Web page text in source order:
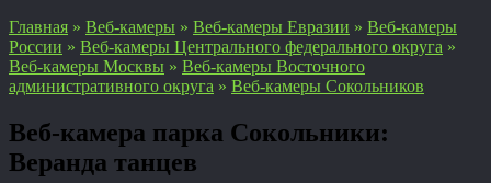
Главная » Веб-камеры » Веб-камеры Евразии » Веб-камеры
России » Веб-камеры Центрального федерального округа »
Веб-камеры Москвы » Веб-камеры Восточного
административного округа » Веб-камеры Сокольников
Веб-камера парка Сокольники:
Веранда танцев